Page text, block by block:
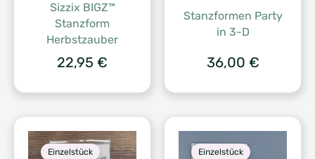
Sizzix BIGZ™
Stanzform
Herbstzauber
22,95 €
Stanzformen Party
in 3-D
36,00 €
Einzelstück Einzelstück